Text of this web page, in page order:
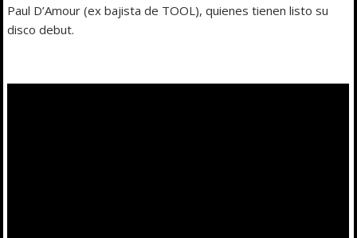
Paul D’Amour (ex bajista de TOOL), quienes tienen listo su
disco debut.